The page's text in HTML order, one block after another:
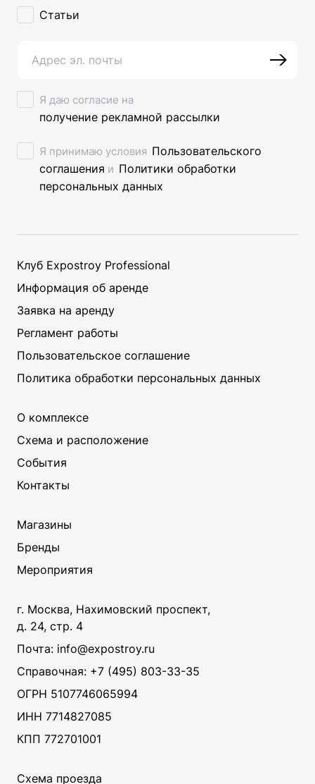
Статьи
Я даю согласие на
получение рекламной рассылки
Я принимаю условия Пользовательского
соглашения и Политики обработки
персональных данных
ЗАКРЫТЬ
Клуб Expostroy Professional
Информация об аренде
Заявка на аренду
Регламент работы
Пользовательское соглашение
Политика обработки персональных данных
О комплексе
Схема и расположение
События
Контакты
Магазины
Бренды
Мероприятия
г. Москва, Нахимовский проспект,
д. 24, стр. 4
Почта: info@expostroy.ru
Справочная: +7 (495) 803-33-35
ОГРН 5107746065994
ИНН 7714827085
КПП 772701001
Схема проезда